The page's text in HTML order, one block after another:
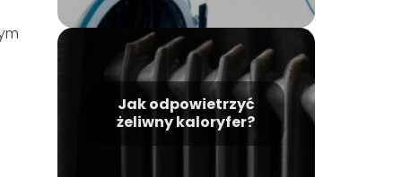
Jak odpowietrzyć
żeliwny kaloryfer?